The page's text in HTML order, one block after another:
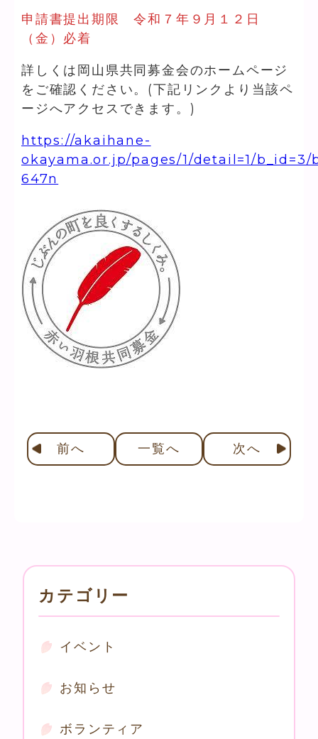
申請書提出期限 令和７年９月１２日
（金）必着
詳しくは岡山県共同募金会のホームページ
をご確認ください。(下記リンクより当該ペ
ージへアクセスできます。)
https://akaihane-
okayama.or.jp/pages/1/detail=1/
647n
前へ 一覧へ 次へ
カテゴリー
イベント
お知らせ
ボランティア